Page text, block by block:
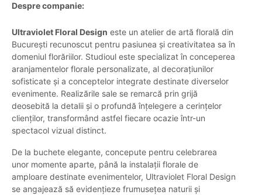
Despre companie:
Ultraviolet Floral Design este un atelier de artă florală din
București recunoscut pentru pasiunea și creativitatea sa în
domeniul florăriilor. Studioul este specializat în conceperea
aranjamentelor florale personalizate, al decorațiunilor
sofisticate și a conceptelor integrate destinate diverselor
evenimente. Realizările sale se remarcă prin grijă
deosebită la detalii și o profundă înțelegere a cerințelor
clienților, transformând astfel fiecare ocazie într-un
spectacol vizual distinct.
De la buchete elegante, concepute pentru celebrarea
unor momente aparte, până la instalații florale de
amploare destinate evenimentelor, Ultraviolet Floral Design
se angajează să evidențieze frumusețea naturii și